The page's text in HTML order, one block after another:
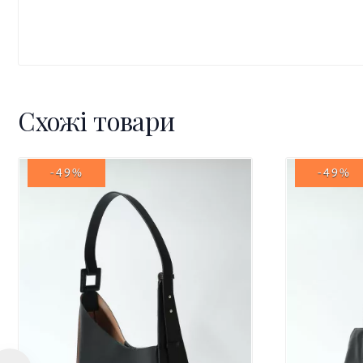
Схожі товари
-49% -49%